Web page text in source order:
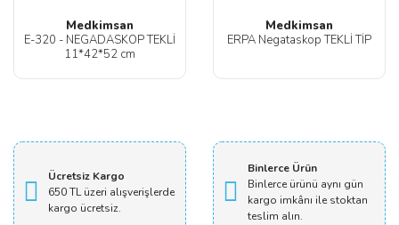
Medkimsan
E-320 - NEGADASKOP TEKLİ
11*42*52 cm
Medkimsan
ERPA Negataskop TEKLİ TİP
Ücretsiz Kargo
650 TL üzeri alışverişlerde
kargo ücretsiz.
Binlerce Ürün
Binlerce ürünü aynı gün
kargo imkânı ile stoktan
teslim alın.